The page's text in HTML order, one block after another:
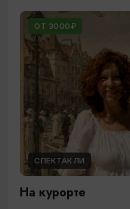
ОТ 3000₽
СПЕКТАКЛИ
На курорте